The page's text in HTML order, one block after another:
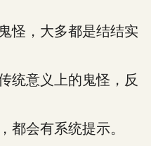
怪，大多都是结结实
统意义上的鬼怪，反
都会有系统提示。